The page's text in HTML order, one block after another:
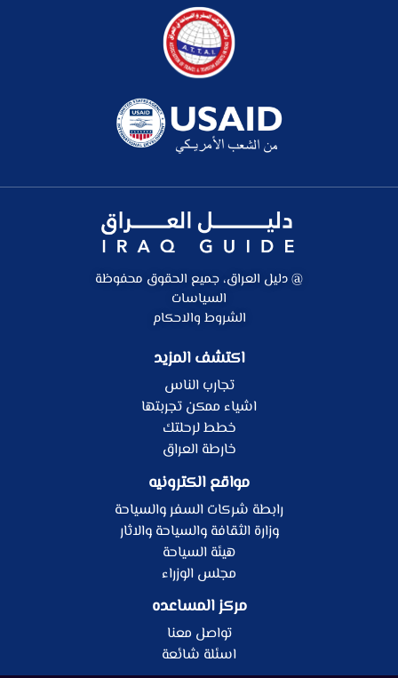
@ دليل العراق، جميع الحقوق محفوظة
السياسات
الشروط والاحكام
اكتشف المزيد
تجارب الناس
اشياء ممكن تجربتها
خطط لرحلتك
خارطة العراق
مواقع الكترونيه
رابطة شركات السفر والسياحة
وزارة الثقافة والسياحة والاثار
هيئة السياحة
مجلس الوزراء
مركز المساعده
تواصل معنا
اسئلة شائعة